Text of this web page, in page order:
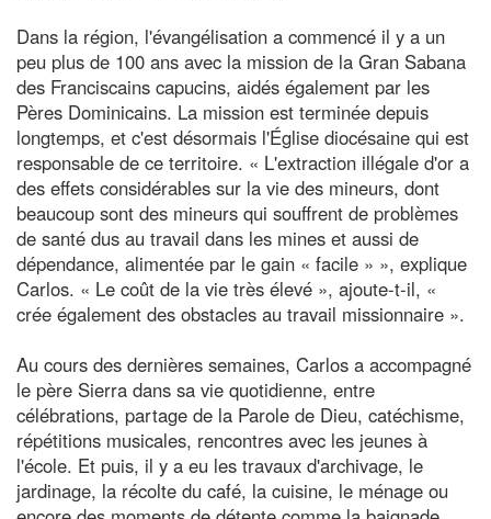
Dans la région, l'évangélisation a commencé il y a un
peu plus de 100 ans avec la mission de la Gran Sabana
des Franciscains capucins, aidés également par les
Pères Dominicains. La mission est terminée depuis
longtemps, et c'est désormais l'Église diocésaine qui est
responsable de ce territoire. « L'extraction illégale d'or a
des effets considérables sur la vie des mineurs, dont
beaucoup sont des mineurs qui souffrent de problèmes
de santé dus au travail dans les mines et aussi de
dépendance, alimentée par le gain « facile » », explique
Carlos. « Le coût de la vie très élevé », ajoute-t-il, «
crée également des obstacles au travail missionnaire ».
Au cours des dernières semaines, Carlos a accompagné
le père Sierra dans sa vie quotidienne, entre
célébrations, partage de la Parole de Dieu, catéchisme,
répétitions musicales, rencontres avec les jeunes à
l'école. Et puis, il y a eu les travaux d'archivage, le
jardinage, la récolte du café, la cuisine, le ménage ou